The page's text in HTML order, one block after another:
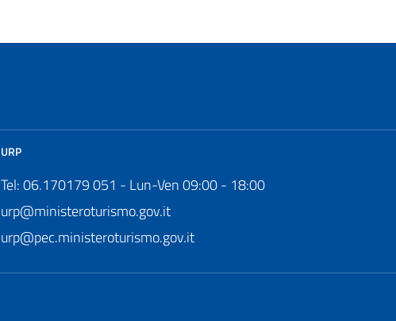
URP
Tel: 06.170179 051 - Lun-Ven 09:00 - 18:00
urp@ministeroturismo.gov.it
urp@pec.ministeroturismo.gov.it